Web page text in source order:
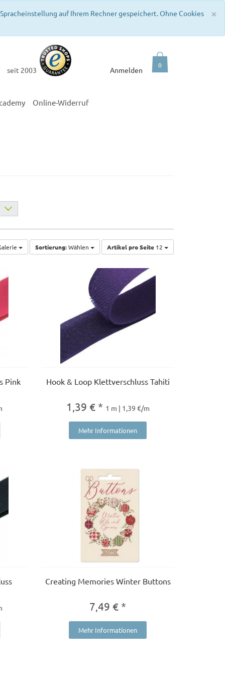
×
auf Ihrem Rechner gespeichert. Ohne Cookies
seit 2003 Anmelden
0
Online-Widerruf
Sortierung:Wählen Artikel pro Seite 12
Pink Hook & Loop Klettverschluss Tahiti
1,39 € * 1 m | 1,39 €/m
Mehr Informationen
Creating Memories Winter Buttons
7,49 € *
Mehr Informationen